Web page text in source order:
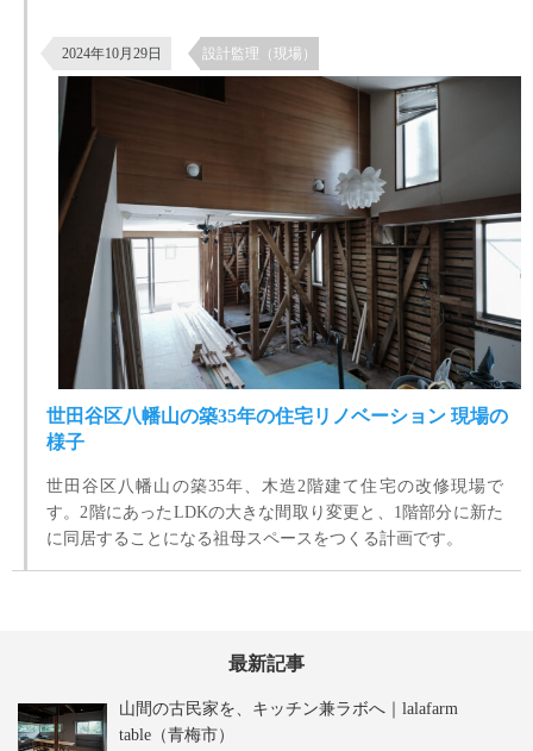
て、それを持ち込みしてもらえれば、それに合わせて現場で
対応しますということになっていました。
2024年10月29日 設計監理（現場）
世田谷区八幡山の築35年の住宅リノベーション 現場の
様子
世田谷区八幡山の築35年、木造2階建て住宅の改修現場で
す。2階にあったLDKの大きな間取り変更と、1階部分に新た
に同居することになる祖母スペースをつくる計画です。
最新記事
山間の古民家を、キッチン兼ラボへ｜lalafarm
table（青梅市）